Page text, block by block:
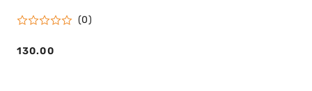
(0)
Cena:
130.00